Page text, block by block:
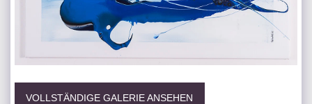
VOLLSTÄNDIGE GALERIE ANSEHEN